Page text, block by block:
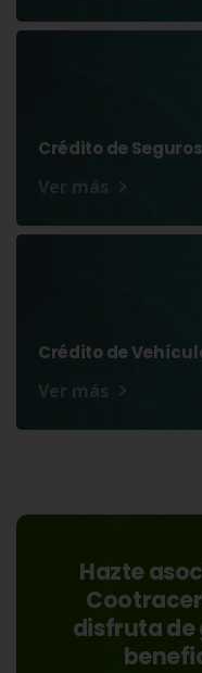
Crédito de Seguros
Ver más
Crédito de
Ver más
Hazte
disfruta de